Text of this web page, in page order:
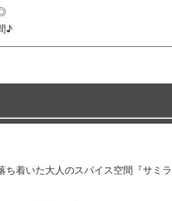
♪
着いた大人のスパイス空間『サミ